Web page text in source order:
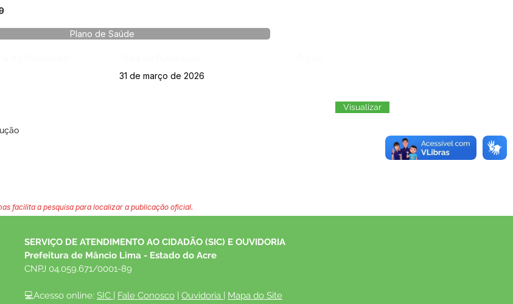
Plano de Saúde
31 de março de 2026
Visualizar
facilita a pesquisa para localizar a publicação oficial.
SERVIÇO DE ATENDIMENTO AO CIDADÃO (SIC) E OUVIDORIA
Prefeitura de Mâncio Lima - Estado do Acre
CNPJ 04.059.671/0001-89
💻Acesso online: SIC | Fale Conosco | Ouvidoria | Mapa do Site